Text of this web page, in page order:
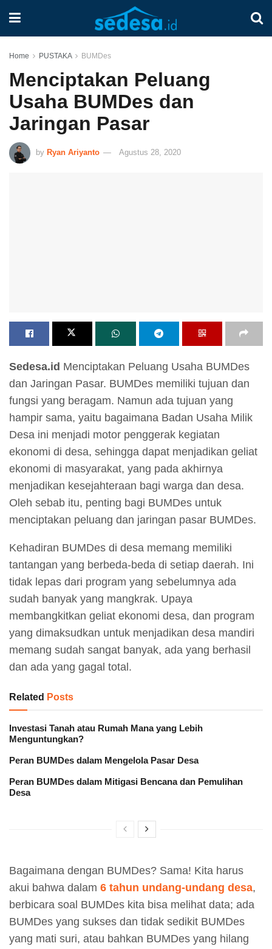
Home PUSTAKA BUMDes
Menciptakan Peluang
Usaha BUMDes dan
Jaringan Pasar
by Ryan Ariyanto Agustus 28, 2020
Sedesa.id Menciptakan Peluang Usaha BUMDes
dan Jaringan Pasar. BUMDes memiliki tujuan dan
fungsi yang beragam. Namun ada tujuan yang
hampir sama, yaitu bagaimana Badan Usaha Milik
Desa ini menjadi motor penggerak kegiatan
ekonomi di desa, sehingga dapat menjadikan geliat
ekonomi di masyarakat, yang pada akhirnya
menjadikan kesejahteraan bagi warga dan desa.
Oleh sebab itu, penting bagi BUMDes untuk
menciptakan peluang dan jaringan pasar BUMDes.
Kehadiran BUMDes di desa memang memiliki
tantangan yang berbeda-beda di setiap daerah. Ini
tidak lepas dari program yang sebelumnya ada
sudah banyak yang mangkrak. Upaya
membangkitkan geliat ekonomi desa, dan program
yang dimaksudkan untuk menjadikan desa mandiri
memang sudah sangat banyak, ada yang berhasil
dan ada yang gagal total.
Related Posts
Investasi Tanah atau Rumah Mana yang Lebih
Menguntungkan?
Peran BUMDes dalam Mengelola Pasar Desa
Peran BUMDes dalam Mitigasi Bencana dan Pemulihan
Desa
Bagaimana dengan BUMDes? Sama! Kita harus
akui bahwa dalam 6 tahun undang-undang desa,
berbicara soal BUMDes kita bisa melihat data; ada
BUMDes yang sukses dan tidak sedikit BUMDes
yang mati suri, atau bahkan BUMDes yang hilang